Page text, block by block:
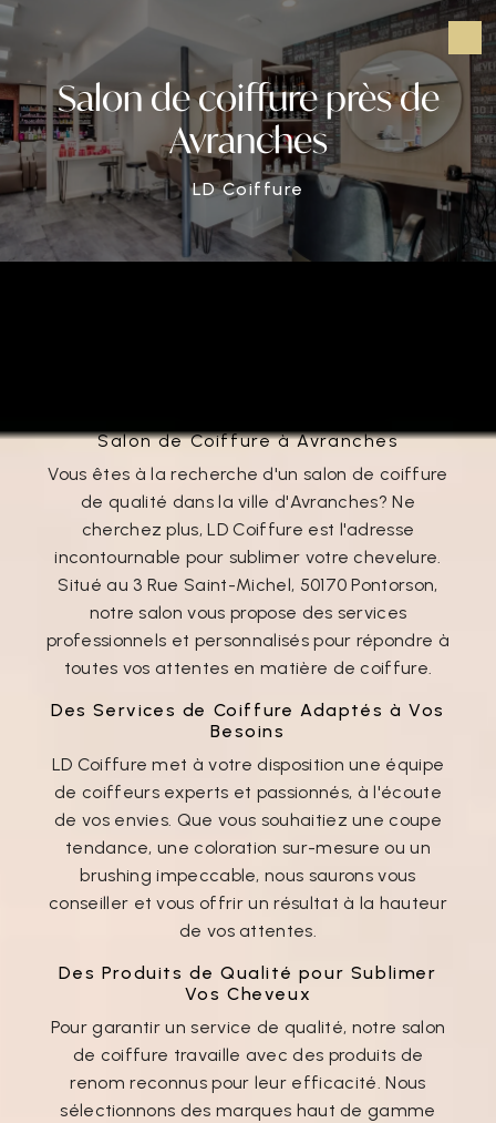
Salon de coiffure près de
Avranches
LD Coiffure
Salon de Coiffure à Avranches
Vous êtes à la recherche d'un salon de coiffure
de qualité dans la ville d'Avranches? Ne
cherchez plus, LD Coiffure est l'adresse
incontournable pour sublimer votre chevelure.
Situé au 3 Rue Saint-Michel, 50170 Pontorson,
notre salon vous propose des services
professionnels et personnalisés pour répondre à
toutes vos attentes en matière de coiffure.
Des Services de Coiffure Adaptés à Vos
Besoins
LD Coiffure met à votre disposition une équipe
de coiffeurs experts et passionnés, à l'écoute
de vos envies. Que vous souhaitiez une coupe
tendance, une coloration sur-mesure ou un
brushing impeccable, nous saurons vous
conseiller et vous offrir un résultat à la hauteur
de vos attentes.
Des Produits de Qualité pour Sublimer
Vos Cheveux
Pour garantir un service de qualité, notre salon
de coiffure travaille avec des produits de
renom reconnus pour leur efficacité. Nous
sélectionnons des marques haut de gamme
Panneau de gestion des cookies